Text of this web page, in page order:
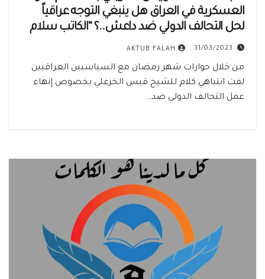
العسكرية في العراق هل ينبغي التوجه عراقياً
لحل التحالف الدولي ضد داعش..؟ “الكاتب سلام
عادل”
31/03/2023
AKTUB FALAH
من خلال حوارات شهر رمضان مع السياسيين العراقيين
لفت انتباهي كلام للشيخ قيس الخزعلي بخصوص إنهاء
عمل التحالف الدولي ضد…